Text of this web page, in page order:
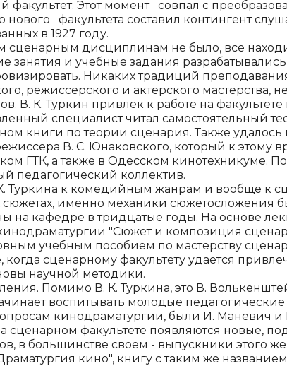
факультет. Этот момент совпал с
факультета составил контингент
в 1927 году.
сценарным дисциплинам не было, все
занятия и учебные задания разрабатывались
Никаких традиций
ре­жиссерского и актерского мастерства,
В. К. Туркин привлек к работе на факультете
специалист читал само­стоятельный
книги по теории сценария. Также удалось
В. С. Юнаковского, ко­торый к этому
ГТК, а также в Одесском кинотехникуме.
педагогический коллектив.
Туркина к комедий­ным жанрам и вообще к
именно механики сюжетосложения
на ка­федре в тридцатые годы. На основе
"Сюжет и композиция
учебным по­собием по мастерству
сценарному факультету удается
науч­ной методики.
Помимо В. К. Туркина, это В.
воспитывать молодые
кинодраматургии, были И. Мане­вич и
факультете появля­ются новые,
в большинстве своем - выпускники этого же
кино", книгу с таким же